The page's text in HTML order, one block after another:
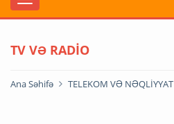
TV VƏ RADİO
Ana Səhifə TELEKOM VƏ NƏQLİYYAT